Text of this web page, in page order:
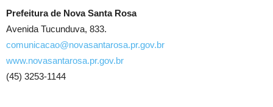
Prefeitura de Nova Santa Rosa
Avenida Tucunduva, 833.
comunicacao@novasantarosa.pr.gov.br
www.novasantarosa.pr.gov.br
(45) 3253-1144